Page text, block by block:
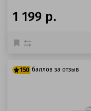
1 199 р.
150 баллов за отзыв